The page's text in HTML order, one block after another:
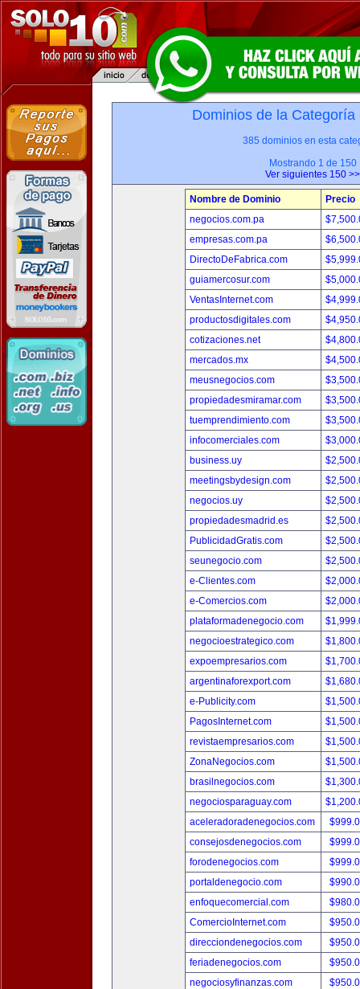
Dominios de la
385 dominios en esta
Mostrando 1 de 150
Ver siguientes 150 >>
Nombre de Dominio
Precio
negocios.com.pa
empresas.com.pa
DirectoDeFabrica.com
guiamercosur.com
VentasInternet.com
productosdigitales.com
cotizaciones.net
mercados.mx
meusnegocios.com
propiedadesmiramar.com
tuemprendimiento.com
infocomerciales.com
business.uy
meetingsbydesign.com
negocios.uy
propiedadesmadrid.es
PublicidadGratis.com
seunegocio.com
e-Clientes.com
e-Comercios.com
plataformadenegocio.com
negocioestrategico.com
expoempresarios.com
argentinaforexport.com
e-Publicity.com
PagosInternet.com
revistaempresarios.com
ZonaNegocios.com
brasilnegocios.com
negociosparaguay.com
aceleradoradenegocios.com
consejosdenegocios.com
forodenegocios.com
portaldenegocio.com
enfoquecomercial.com
ComercioInternet.com
direcciondenegocios.com
feriadenegocios.com
negociosyfinanzas.com